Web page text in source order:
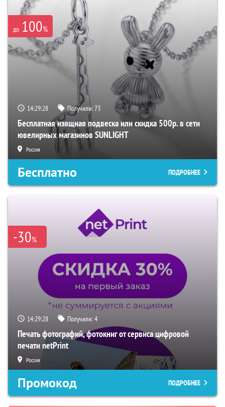
до 100%
14:29:27 Получили:73
Бесплатная изящная подвеска или скидка 500р. в сети
ювелирных магазинов SUNLIGHT
Россия
Бесплатно ПОДРОБНЕЕ
-30%
14:29:27 Получили:4
Печать фотографий, фотокниг от сервиса цифровой
печати netPrint
Россия
Промокод ПОДРОБНЕЕ